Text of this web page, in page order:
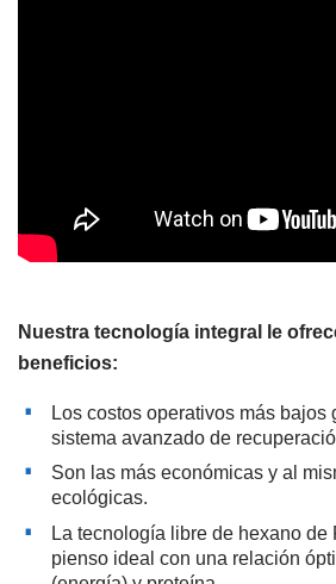
Nuestra tecnología integral le
beneficios:
Los costos operativos más bajos
sistema avanzado de
Son las más económicas y al
ecológicas.
La tecnología libre de hexano de
pienso ideal con una relación